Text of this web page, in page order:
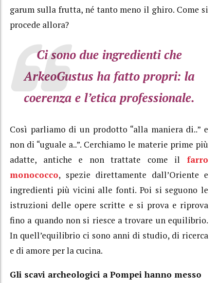
garum sulla frutta, né tanto meno il ghiro. Come si
procede allora?
Ci sono due ingredienti che
ArkeoGustus ha fatto propri: la
coerenza e l’etica professionale.
Così parliamo di un prodotto “alla maniera di..” e
non di “uguale a..”. Cerchiamo le materie prime più
adatte, antiche e non trattate come il farro
monococco, spezie direttamente dall’Oriente e
ingredienti più vicini alle fonti. Poi si seguono le
istruzioni delle opere scritte e si prova e riprova
fino a quando non si riesce a trovare un equilibrio.
In quell’equilibrio ci sono anni di studio, di ricerca
e di amore per la cucina.
Gli scavi archeologici a Pompei hanno messo